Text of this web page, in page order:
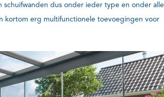
schuifwanden dus onder ieder type en onder alle
kortom erg multifunctionele toevoegingen voor